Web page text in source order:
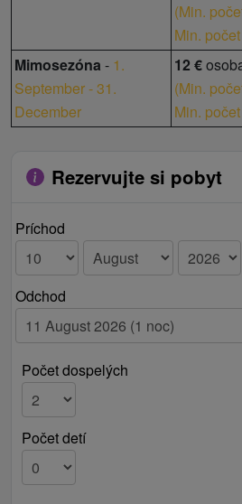
(Min.
Min.
Mimosezóna - 1.
September - 31.
December
12 €
(Min.
Min.
Rezervujte si pobyt
Príchod
Odchod
Počet dospelých
Počet detí